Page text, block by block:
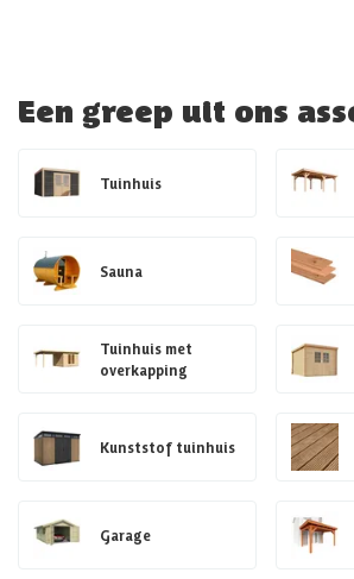
Een greep uit ons
Tuinhuis
Sauna
Tuinhuis met
overkapping
Kunststof tuinhuis
Garage